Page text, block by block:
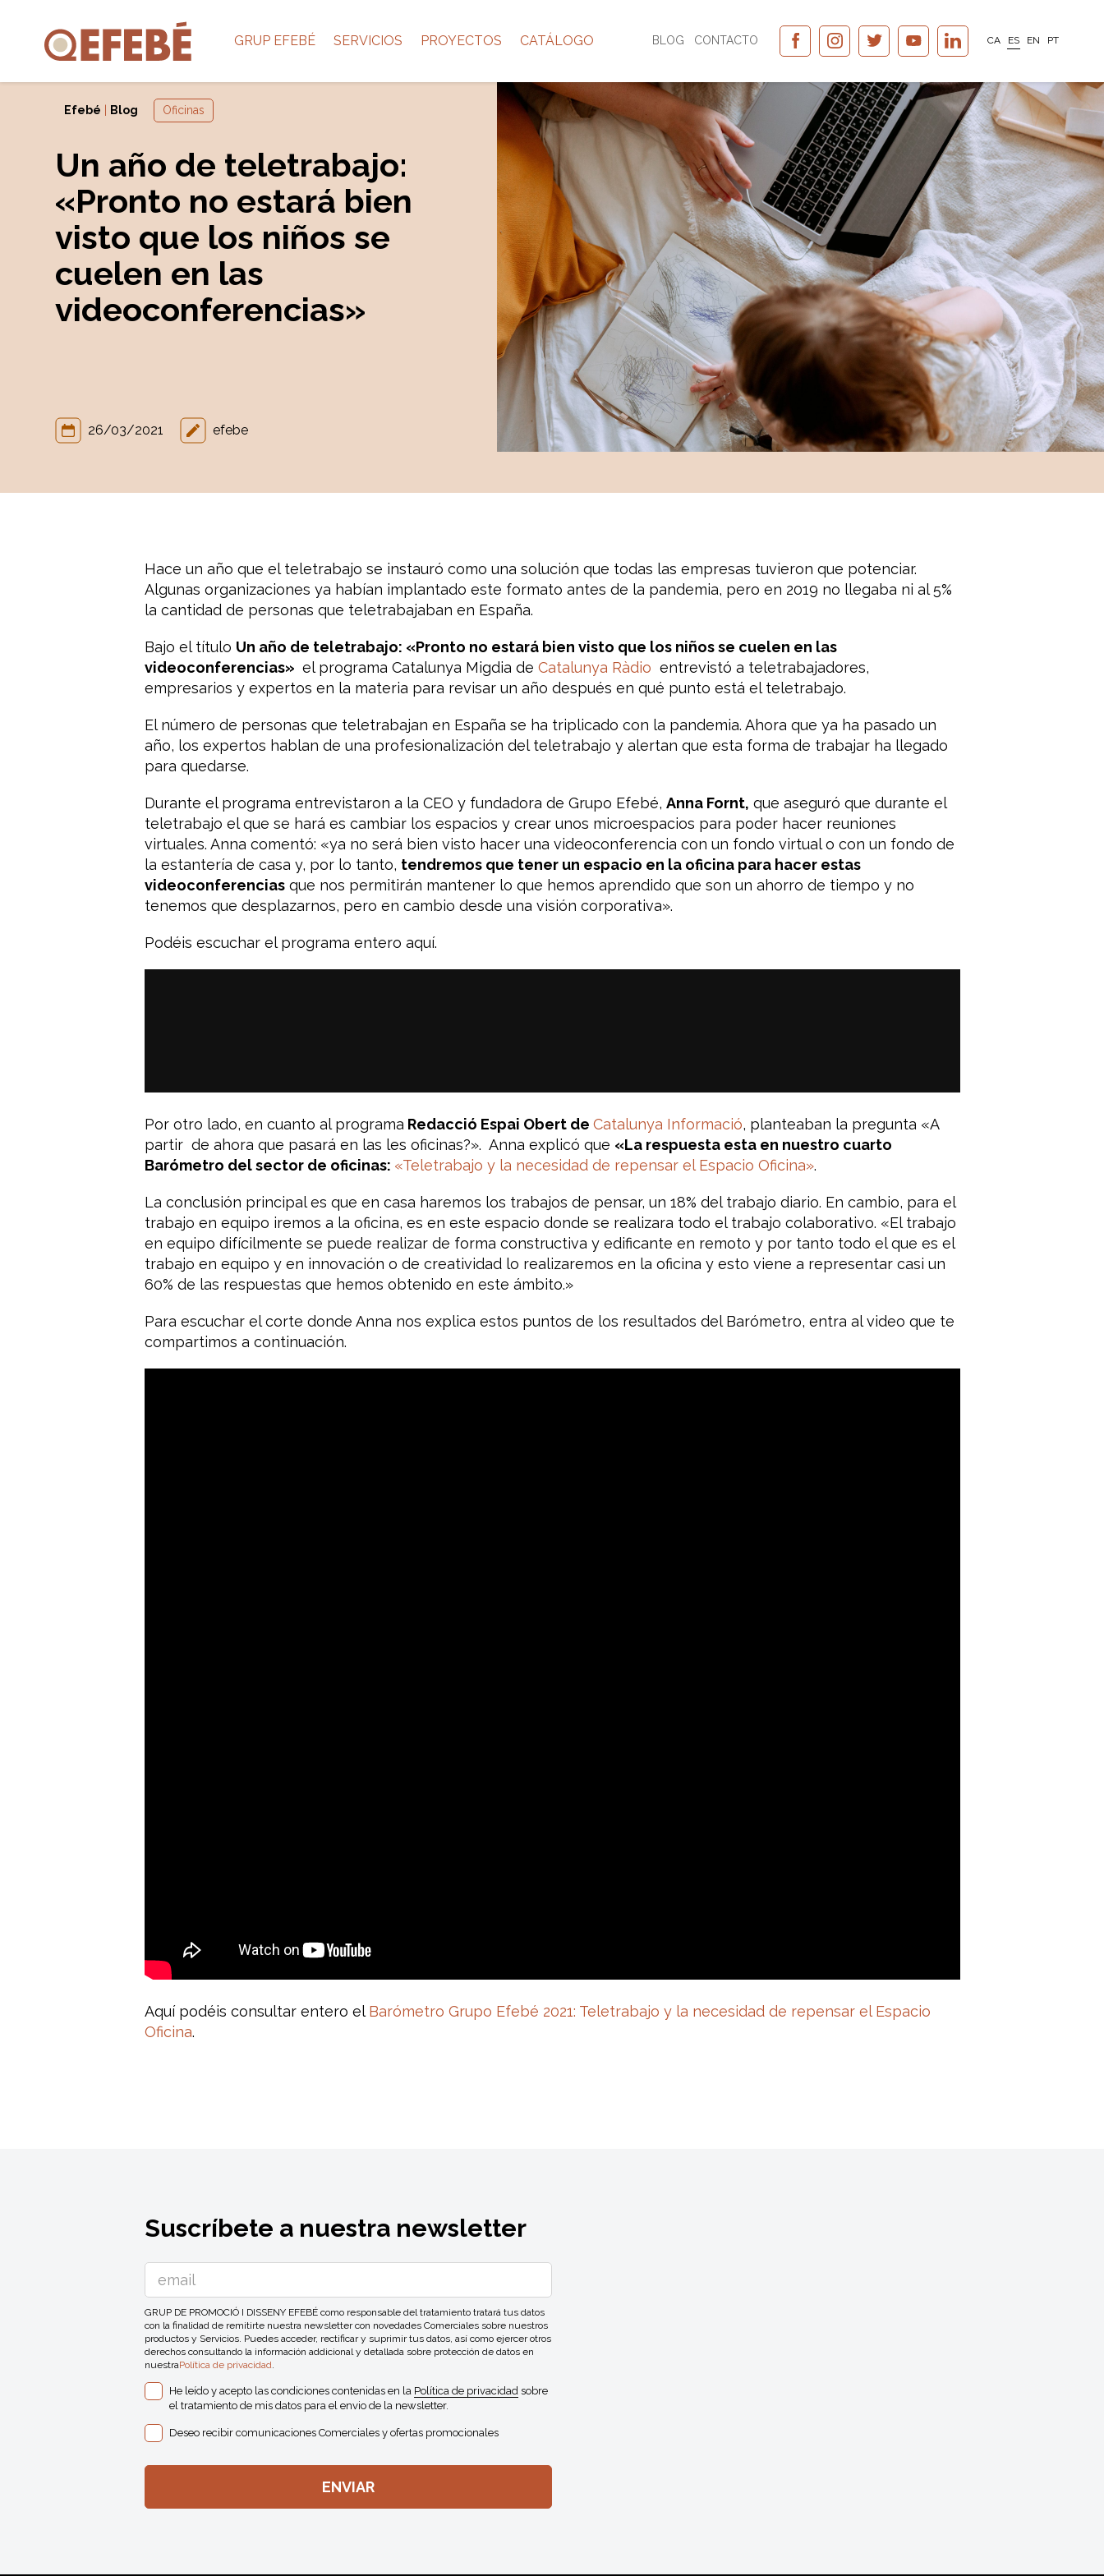
GRUP EFEBÉ SERVICIOS PROYECTOS CATÁLOGO BLOG CONTACTO CA ES EN PT
Efebé Blog Oficinas
Un año de teletrabajo:
«Pronto no estará bien
visto que los niños se
cuelen en las
videoconferencias»
26/03/2021 efebe
Hace un año que el teletrabajo se instauró como una solución que todas las empresas tuvieron que potenciar.
Algunas organizaciones ya habían implantado este formato antes de la pandemia, pero en 2019 no llegaba ni al 5%
la cantidad de personas que teletrabajaban en España.
Bajo el título Un año de teletrabajo: «Pronto no estará bien visto que los niños se cuelen en las
videoconferencias» el programa Catalunya Migdia de Catalunya Ràdio entrevistó a teletrabajadores,
empresarios y expertos en la materia para revisar un año después en qué punto está el teletrabajo.
El número de personas que teletrabajan en España se ha triplicado con la pandemia. Ahora que ya ha pasado un
año, los expertos hablan de una profesionalización del teletrabajo y alertan que esta forma de trabajar ha llegado
para quedarse.
Durante el programa entrevistaron a la CEO y fundadora de Grupo Efebé, Anna Fornt, que aseguró que durante el
teletrabajo el que se hará es cambiar los espacios y crear unos microespacios para poder hacer reuniones
virtuales. Anna comentó: «ya no será bien visto hacer una videoconferencia con un fondo virtual o con un fondo de
la estantería de casa y, por lo tanto, tendremos que tener un espacio en la oficina para hacer estas
videoconferenciasque nos permitirán mantener lo que hemos aprendido que son un ahorro de tiempo y no
tenemos que desplazarnos, pero en cambio desde una visión corporativa».
Podéis escuchar el programa entero aquí.
Por otro lado, en cuanto al programa Redacció Espai Obert de Catalunya Informació, planteaban la pregunta «A
partir de ahora que pasará en las les oficinas?». Anna explicó que «La respuesta esta en nuestro cuarto
Barómetro del sector de oficinas: «Teletrabajo y la necesidad de repensar el Espacio Oficina».
La conclusión principal es que en casa haremos los trabajos de pensar, un 18% del trabajo diario. En cambio, para el
trabajo en equipo iremos a la oficina, es en este espacio donde se realizara todo el trabajo colaborativo. «El trabajo
en equipo difícilmente se puede realizar de forma constructiva y edificante en remoto y por tanto todo el que es el
trabajo en equipo y en innovación o de creatividad lo realizaremos en la oficina y esto viene a representar casi un
60% de las respuestas que hemos obtenido en este ámbito.»
Para escuchar el corte donde Anna nos explica estos puntos de los resultados del Barómetro, entra al video que te
compartimos a continuación.
Aquí podéis consultar entero elBarómetro Grupo Efebé 2021: Teletrabajo y la necesidad de repensar el Espacio
Oficina.
Suscríbete a nuestra newsletter
GRUP DE PROMOCIÓ I DISSENY EFEBÉ como responsable del tratamiento tratará tus datos
con la finalidad de remitirte nuestra newsletter con novedades Comerciales sobre nuestros
productos y Servicios. Puedes acceder, rectificar y suprimir tus datos, así como ejercer otros
derechos consultando la información addicional y detallada sobre protección de datos en
nuestraPolítica de privacidad.
He leído y acepto las condiciones contenidas en la Política de privacidadsobre
el tratamiento de mis datos para el envio de la newsletter.
Deseo recibir comunicaciones Comerciales y ofertas promocionales